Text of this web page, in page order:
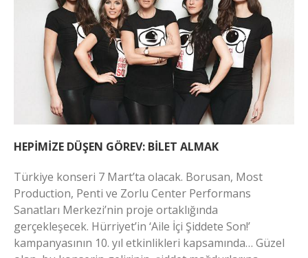
HEPİMİZE DÜŞEN GÖREV: BİLET ALMAK
Türkiye konseri 7 Mart’ta olacak. Borusan, Most
Production, Penti ve Zorlu Center Performans
Sanatları Merkezi’nin proje ortaklığında
gerçekleşecek. Hürriyet’in ‘Aile İçi Şiddete Son!’
kampanyasının 10. yıl etkinlikleri kapsamında… Güzel